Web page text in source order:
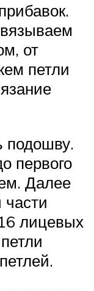
от
петли
подошву.
первого
Далее
части
лицевых